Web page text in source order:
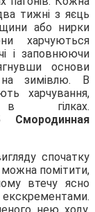
тижні з яєць
або нирки
харчуються
і заповнюючи
основи
зимівлю. В
харчування,
гілках.
спочатку
можна помітити,
втечу ясно